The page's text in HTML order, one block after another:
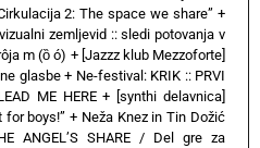
2: The space we share” +
zemljevid :: sledi potovanja v
m (ȍ ó) + [Jazzz klub Mezzoforte]
glasbe+ Ne-festival: KRIK :: PRVI
ME HERE+ [synthi delavnica]
for boys!” + Neža Knez in Tin Dožić
ANGEL’S SHARE / Del gre za